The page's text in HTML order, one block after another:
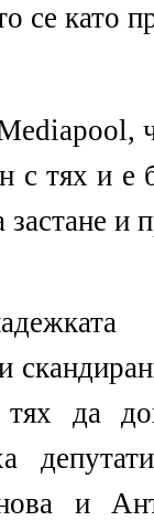
се като
с тях и е
и
тях да
и